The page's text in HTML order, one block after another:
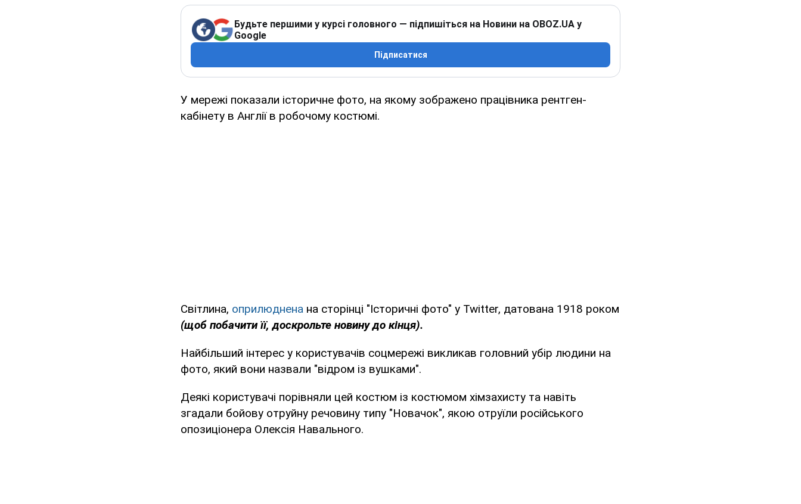
Будьте першими у курсі головного — підпишіться на Новини на OBOZ.UA у
Google
Підписатися
У мережі показали історичне фото, на якому зображено працівника рентген-
кабінету в Англії в робочому костюмі.
Світлина, оприлюднена на сторінці "Історичні фото" у Twitter, датована 1918 роком
(щоб побачити її, доскрольте новину до кінця).
Найбільший інтерес у користувачів соцмережі викликав головний убір людини на
фото, який вони назвали "відром із вушками".
Деякі користувачі порівняли цей костюм із костюмом хімзахисту та навіть
згадали бойову отруйну речовину типу "Новачок", якою отруїли російського
опозиціонера Олексія Навального.